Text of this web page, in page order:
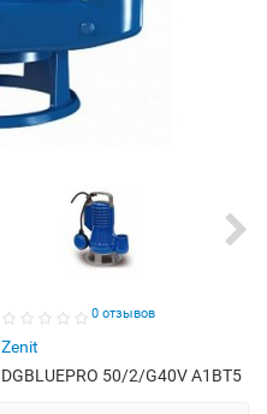
0 отзывов
Zenit
DGBLUEPRO 50/2/G40V A1BT5